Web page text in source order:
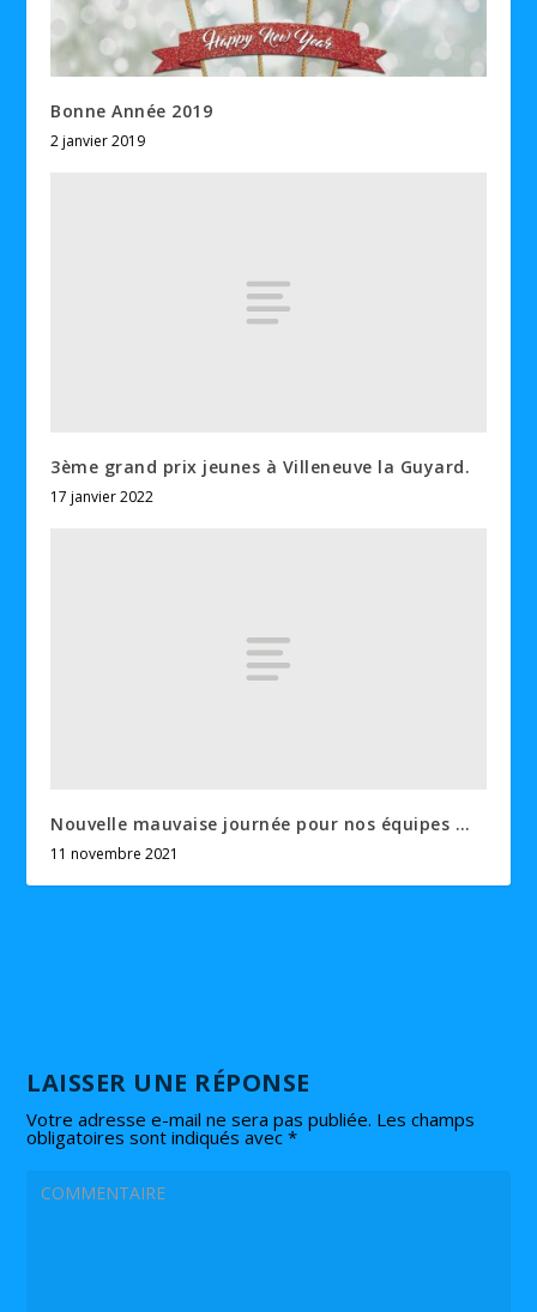
Bonne Année 2019
2 janvier 2019
3ème grand prix jeunes à Villeneuve la Guyard.
17 janvier 2022
Nouvelle mauvaise journée pour nos équipes …
11 novembre 2021
LAISSER UNE RÉPONSE
Votre adresse e-mail ne sera pas publiée. Les champs
obligatoires sont indiqués avec*